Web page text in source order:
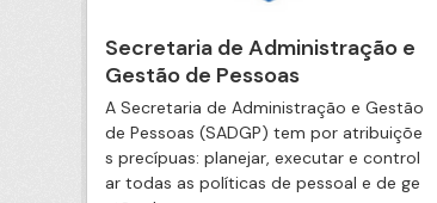
Secretaria de Administração e
Gestão de Pessoas
A Secretaria de Administração e Gestão
de Pessoas (SADGP) tem por atribuiçõe
s precípuas: planejar, executar e control
ar todas as políticas de pessoal e de ge